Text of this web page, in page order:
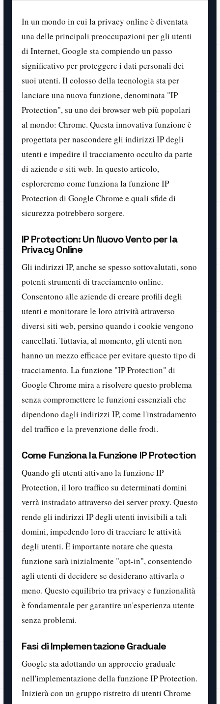
In un mondo in cui la privacy online è diventata
una delle principali preoccupazioni per gli utenti
di Internet, Google sta compiendo un passo
significativo per proteggere i dati personali dei
suoi utenti. Il colosso della tecnologia sta per
lanciare una nuova funzione, denominata "IP
Protection", su uno dei browser web più popolari
al mondo: Chrome. Questa innovativa funzione è
progettata per nascondere gli indirizzi IP degli
utenti e impedire il tracciamento occulto da parte
di aziende e siti web. In questo articolo,
esploreremo come funziona la funzione IP
Protection di Google Chrome e quali sfide di
sicurezza potrebbero sorgere.
IP Protection: Un Nuovo Vento per la
Privacy Online
Gli indirizzi IP, anche se spesso sottovalutati, sono
potenti strumenti di tracciamento online.
Consentono alle aziende di creare profili degli
utenti e monitorare le loro attività attraverso
diversi siti web, persino quando i cookie vengono
cancellati. Tuttavia, al momento, gli utenti non
hanno un mezzo efficace per evitare questo tipo di
tracciamento. La funzione "IP Protection" di
Google Chrome mira a risolvere questo problema
senza compromettere le funzioni essenziali che
dipendono dagli indirizzi IP, come l'instradamento
del traffico e la prevenzione delle frodi.
Come Funziona la Funzione IP Protection
Quando gli utenti attivano la funzione IP
Protection, il loro traffico su determinati domini
verrà instradato attraverso dei server proxy. Questo
rende gli indirizzi IP degli utenti invisibili a tali
domini, impedendo loro di tracciare le attività
degli utenti. È importante notare che questa
funzione sarà inizialmente "opt-in", consentendo
agli utenti di decidere se desiderano attivarla o
meno. Questo equilibrio tra privacy e funzionalità
è fondamentale per garantire un'esperienza utente
senza problemi.
Fasi di Implementazione Graduale
Google sta adottando un approccio graduale
nell'implementazione della funzione IP Protection.
Inizierà con un gruppo ristretto di utenti Chrome